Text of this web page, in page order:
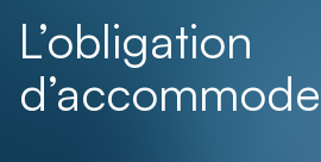
L’obligation